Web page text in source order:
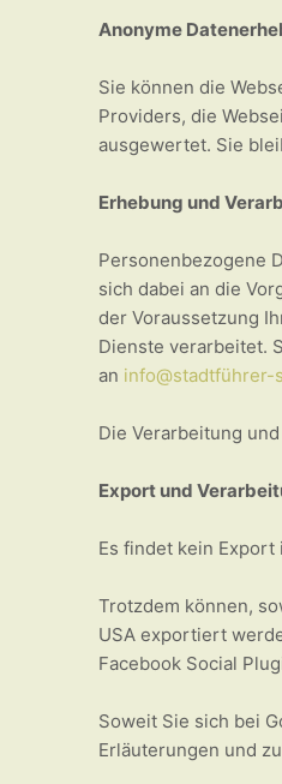
Anonyme
Sie können die
Providers, die
ausgewertet. Sie
Erhebung und
Personenbezogene
sich dabei an die
der Voraussetzung
Dienste verarbeitet.
an info@stadtführer-
Die Verarbeitung
Export und
Es findet kein Export
Trotzdem können,
USA exportiert
Facebook Social
Soweit Sie sich bei
Erläuterungen und